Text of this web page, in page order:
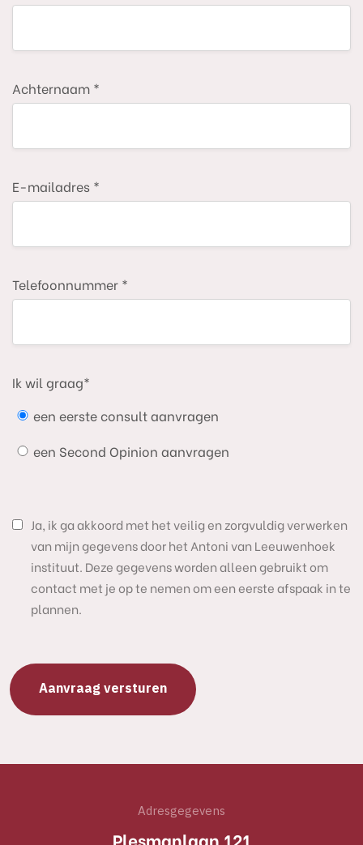
Achternaam *
E-mailadres *
Telefoonnummer *
Ik wil graag*
een eerste consult aanvragen
een Second Opinion aanvragen
Ja, ik ga akkoord met het veilig en zorgvuldig verwerken
van mijn gegevens door het Antoni van Leeuwenhoek
instituut. Deze gegevens worden alleen gebruikt om
contact met je op te nemen om een eerste afspaak in te
plannen.
Adresgegevens
Plesmanlaan 121